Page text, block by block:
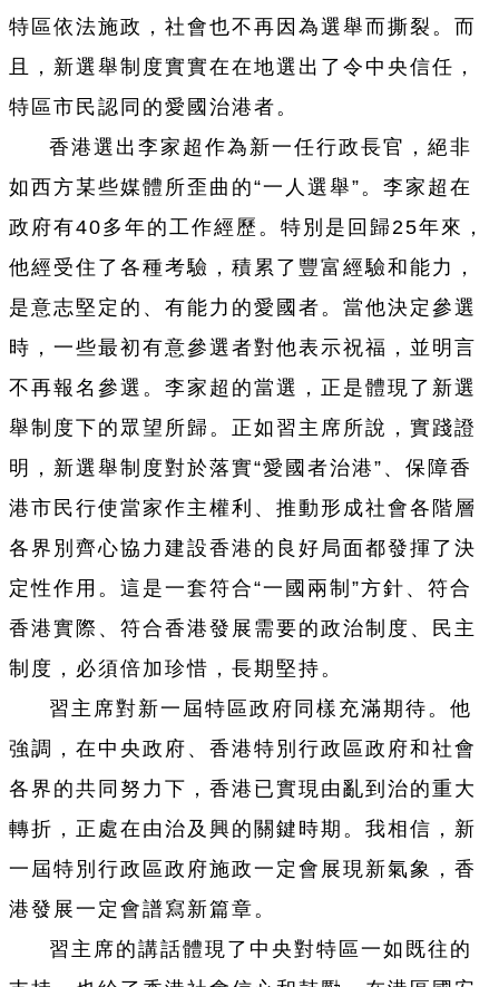
特區依法施政，社會也不再因為選舉而撕裂。而
且，新選舉制度實實在在地選出了令中央信任，
特區市民認同的愛國治港者。
香港選出李家超作為新一任行政長官，絕非
如西方某些媒體所歪曲的“一人選舉”。李家超在
政府有40多年的工作經歷。特別是回歸25年來，
他經受住了各種考驗，積累了豐富經驗和能力，
是意志堅定的、有能力的愛國者。當他決定參選
時，一些最初有意參選者對他表示祝福，並明言
不再報名參選。李家超的當選，正是體現了新選
舉制度下的眾望所歸。正如習主席所說，實踐證
明，新選舉制度對於落實“愛國者治港”、保障香
港市民行使當家作主權利、推動形成社會各階層
各界別齊心協力建設香港的良好局面都發揮了決
定性作用。這是一套符合“一國兩制”方針、符合
香港實際、符合香港發展需要的政治制度、民主
制度，必須倍加珍惜，長期堅持。
習主席對新一屆特區政府同樣充滿期待。他
強調，在中央政府、香港特別行政區政府和社會
各界的共同努力下，香港已實現由亂到治的重大
轉折，正處在由治及興的關鍵時期。我相信，新
一屆特別行政區政府施政一定會展現新氣象，香
港發展一定會譜寫新篇章。
習主席的講話體現了中央對特區一如既往的